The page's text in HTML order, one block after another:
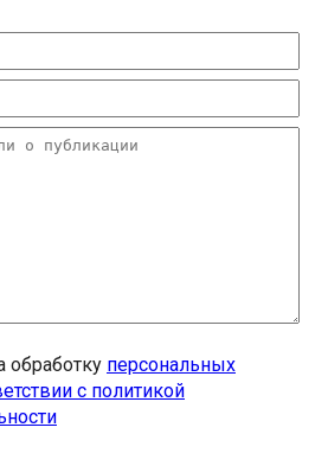
обработку персональных
с политикой